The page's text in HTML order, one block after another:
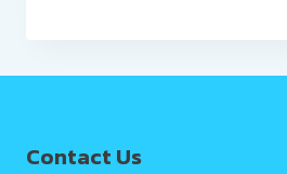
Contact Us